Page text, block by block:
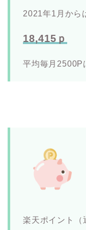
2021年1月から
18,415ｐ
平均毎月2500P
楽天ポイント（